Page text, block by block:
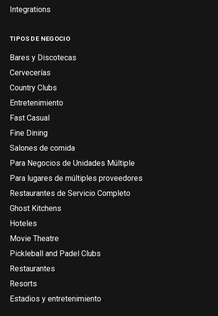
Integrations
TIPOS DE NEGOCIO
Bares y Discotecas
Cervecerías
Country Clubs
Entretenimiento
Fast Casual
Fine Dining
Salones de comida
Para Negocios de Unidades Múltiple
Para lugares de múltiples proveedores
Restaurantes de Servicio Completo
Ghost Kitchens
Hoteles
Movie Theatre
Pickleball and Padel Clubs
Restaurantes
Resorts
Estadios y entretenimiento